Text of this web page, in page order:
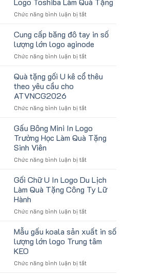
Chức năng bình luận bị tắtở
Chặn
Mồ
Hô
Trán
Logo
Tặng
Cung cấp băng đô tay in số
lượng lớn logo aginode
Chức năng bình luận bị tắtở
cấp
băng
in
lớn
logo
Quà tặng gối U kê cổ thêu
theo yêu cầu cho
ATVNCG2026
Chức năng bình luận bị tắtở
gối
cổ
theo
yêu
cầu
ATVNCG2026
Gấu Bông Mini In Logo
Trường Học Làm Quà Tặng
Sinh Viên
Chức năng bình luận bị tắtở
Bông
Mini
In
Trường
Làm
Quà
Tặng
Viên
Gối Chữ U In Logo Du Lịch
Làm Quà Tặng Công Ty Lữ
Hành
Chức năng bình luận bị tắtở
Chữ
U
In
Du
Mẫu gấu koala sản xuất in số
lượng lớn logo Trung tâm
KEO
Chức năng bình luận bị tắtở